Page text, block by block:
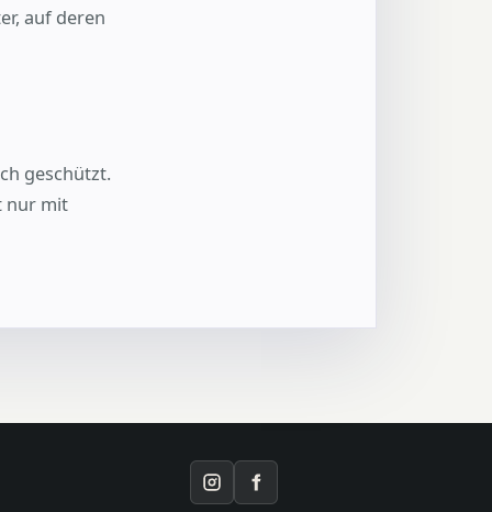
auf deren
geschützt.
nur mit
InstagramFacebook